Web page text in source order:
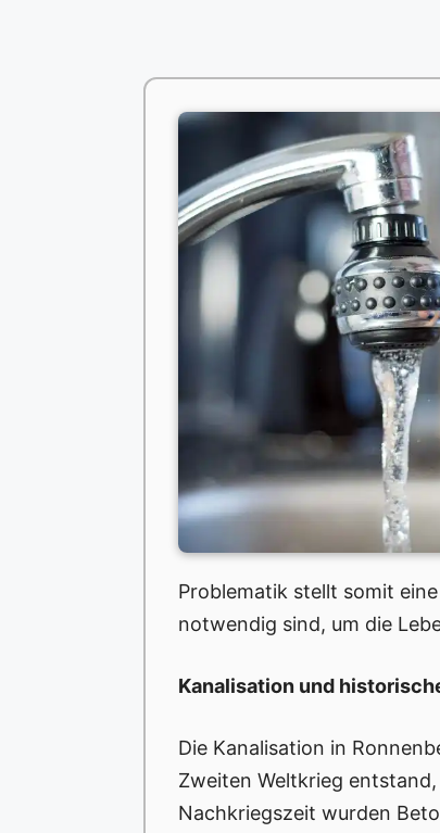
Problematik stellt somit
notwendig sind, um die
Kanalisation und
Die Kanalisation in
Zweiten Weltkrieg
Nachkriegszeit wurden